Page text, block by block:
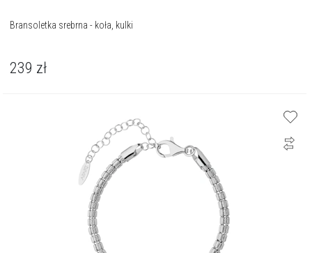
Bransoletka srebrna - koła, kulki
239 zł